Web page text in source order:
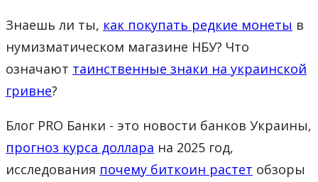
Знаешь ли ты, как покупать редкие монеты в
нумизматическом магазине НБУ? Что
означают таинственные знаки на украинской
гривне?
Блог PRO Банки - это новости банков Украины,
прогноз курса доллара на 2025 год,
исследования почему биткоин растет обзоры